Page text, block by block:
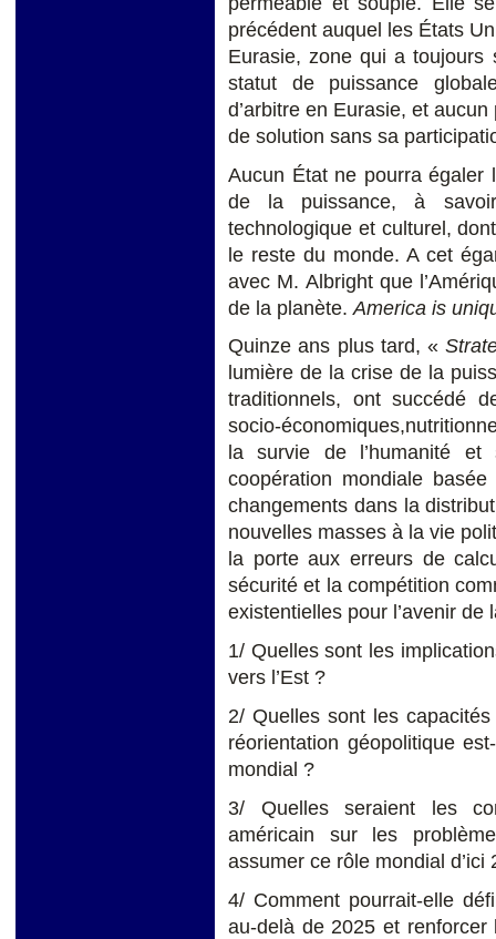
précédent auquel les États
Eurasie, zone qui a toujours
statut de puissance
d’arbitre en Eurasie, et
de solution sans sa
Aucun État ne pourra égaler
de la puissance, à
technologique et culturel,
le reste du monde. A cet
avec M. Albright que
de la planète. America is
Quinze ans plus tard, «
lumière de la crise de la
traditionnels, ont succédé
socio-
la survie de l’humanité
coopération mondiale
changements dans la
nouvelles masses à la vie
la porte aux erreurs de
sécurité et la compétition
existentielles pour l’avenir
1/ Quelles sont les
vers l’Est ?
2/ Quelles sont les
réorientation géopolitique
mondial ?
3/ Quelles seraient les
américain sur les
assumer ce rôle mondial d’ici
4/ Comment pourrait-elle
au-delà de 2025 et renforcer